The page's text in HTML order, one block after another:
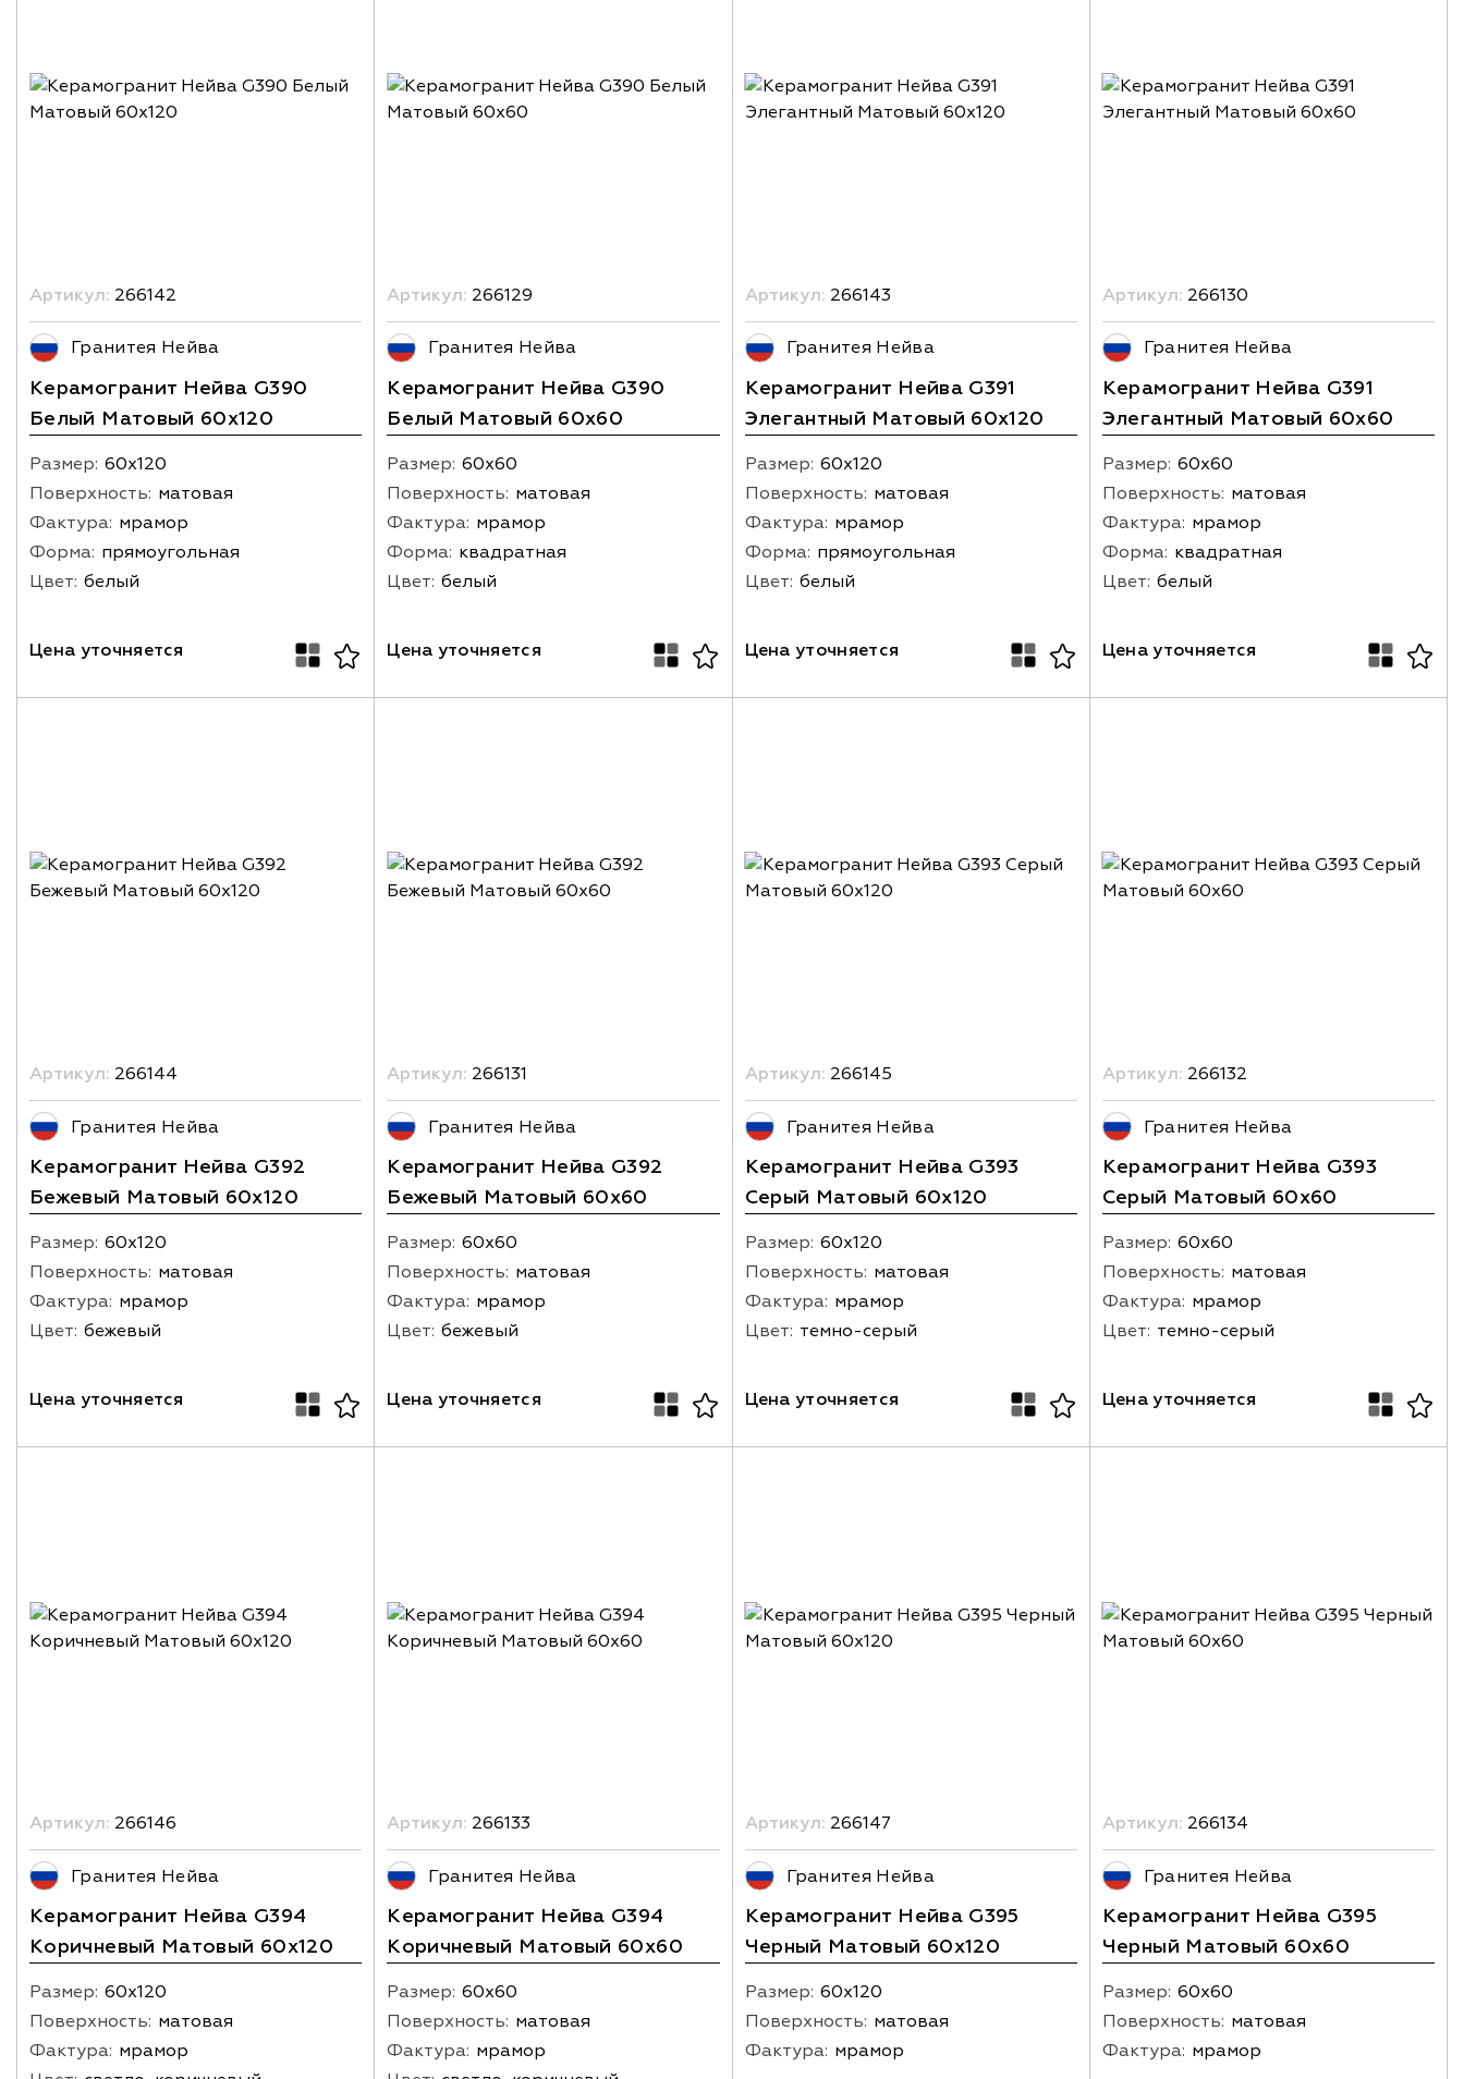
Артикул: 266142
Гранитея Нейва
Керамогранит Нейва G390
Белый Матовый 60x120
Размер: 60х120
Поверхность: матовая
Фактура: мрамор
Форма: прямоугольная
Цвет: белый
Цена уточняется
Артикул: 266129
Гранитея Нейва
Керамогранит Нейва G390
Белый Матовый 60x60
Размер: 60х60
Поверхность: матовая
Фактура: мрамор
Форма: квадратная
Цвет: белый
Цена уточняется
Артикул: 266143
Гранитея Нейва
Керамогранит Нейва G391
Элегантный Матовый 60x120
Размер: 60х120
Поверхность: матовая
Фактура: мрамор
Форма: прямоугольная
Цвет: белый
Цена уточняется
Артикул: 266130
Гранитея Нейва
Керамогранит Нейва G391
Элегантный Матовый 60x60
Размер: 60х60
Поверхность: матовая
Фактура: мрамор
Форма: квадратная
Цвет: белый
Цена уточняется
Артикул: 266144
Гранитея Нейва
Керамогранит Нейва G392
Бежевый Матовый 60x120
Размер: 60х120
Поверхность: матовая
Фактура: мрамор
Цвет: бежевый
Цена уточняется
Артикул: 266131
Гранитея Нейва
Керамогранит Нейва G392
Бежевый Матовый 60x60
Размер: 60х60
Поверхность: матовая
Фактура: мрамор
Цвет: бежевый
Цена уточняется
Артикул: 266145
Гранитея Нейва
Керамогранит Нейва G393
Серый Матовый 60x120
Размер: 60х120
Поверхность: матовая
Фактура: мрамор
Цвет: темно-серый
Цена уточняется
Артикул: 266132
Гранитея Нейва
Керамогранит Нейва G393
Серый Матовый 60x60
Размер: 60х60
Поверхность: матовая
Фактура: мрамор
Цвет: темно-серый
Цена уточняется
Артикул: 266146
Гранитея Нейва
Керамогранит Нейва G394
Коричневый Матовый 60x120
Размер: 60х120
Поверхность: матовая
Фактура: мрамор
Артикул: 266133
Гранитея Нейва
Керамогранит Нейва G394
Коричневый Матовый 60x60
Размер: 60х60
Поверхность: матовая
Фактура: мрамор
Артикул: 266147
Гранитея Нейва
Керамогранит Нейва G395
Черный Матовый 60x120
Размер: 60х120
Поверхность: матовая
Фактура: мрамор
Артикул: 266134
Гранитея Нейва
Керамогранит Нейва G395
Черный Матовый 60x60
Размер: 60х60
Поверхность: матовая
Фактура: мрамор